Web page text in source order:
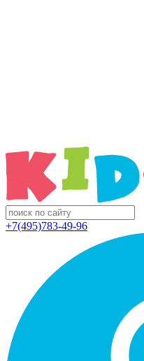
+7(495)783-49-96